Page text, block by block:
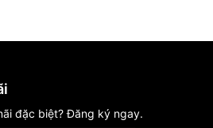
đặc biệt? Đăng ký ngay.